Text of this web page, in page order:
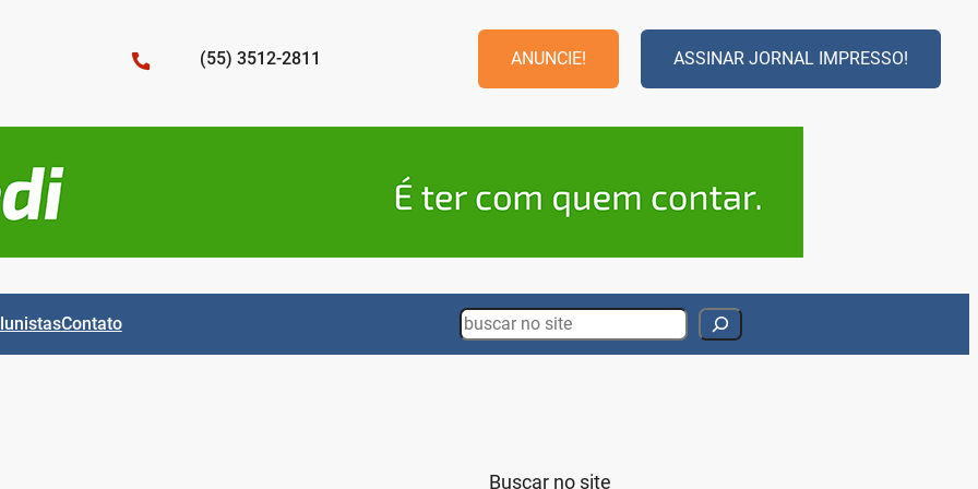
(55) 3512-2811 ANUNCIE! ASSINAR JORNAL IMPRESSO!
Contato Search
Buscar no site